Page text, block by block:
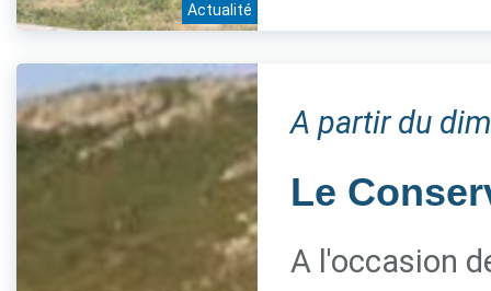
Actualité
A partir du
Le
A l'occasion